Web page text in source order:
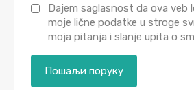
Dajem saglasnost da ova veb
moje lične podatke u stroge
moja pitanja i slanje upita o